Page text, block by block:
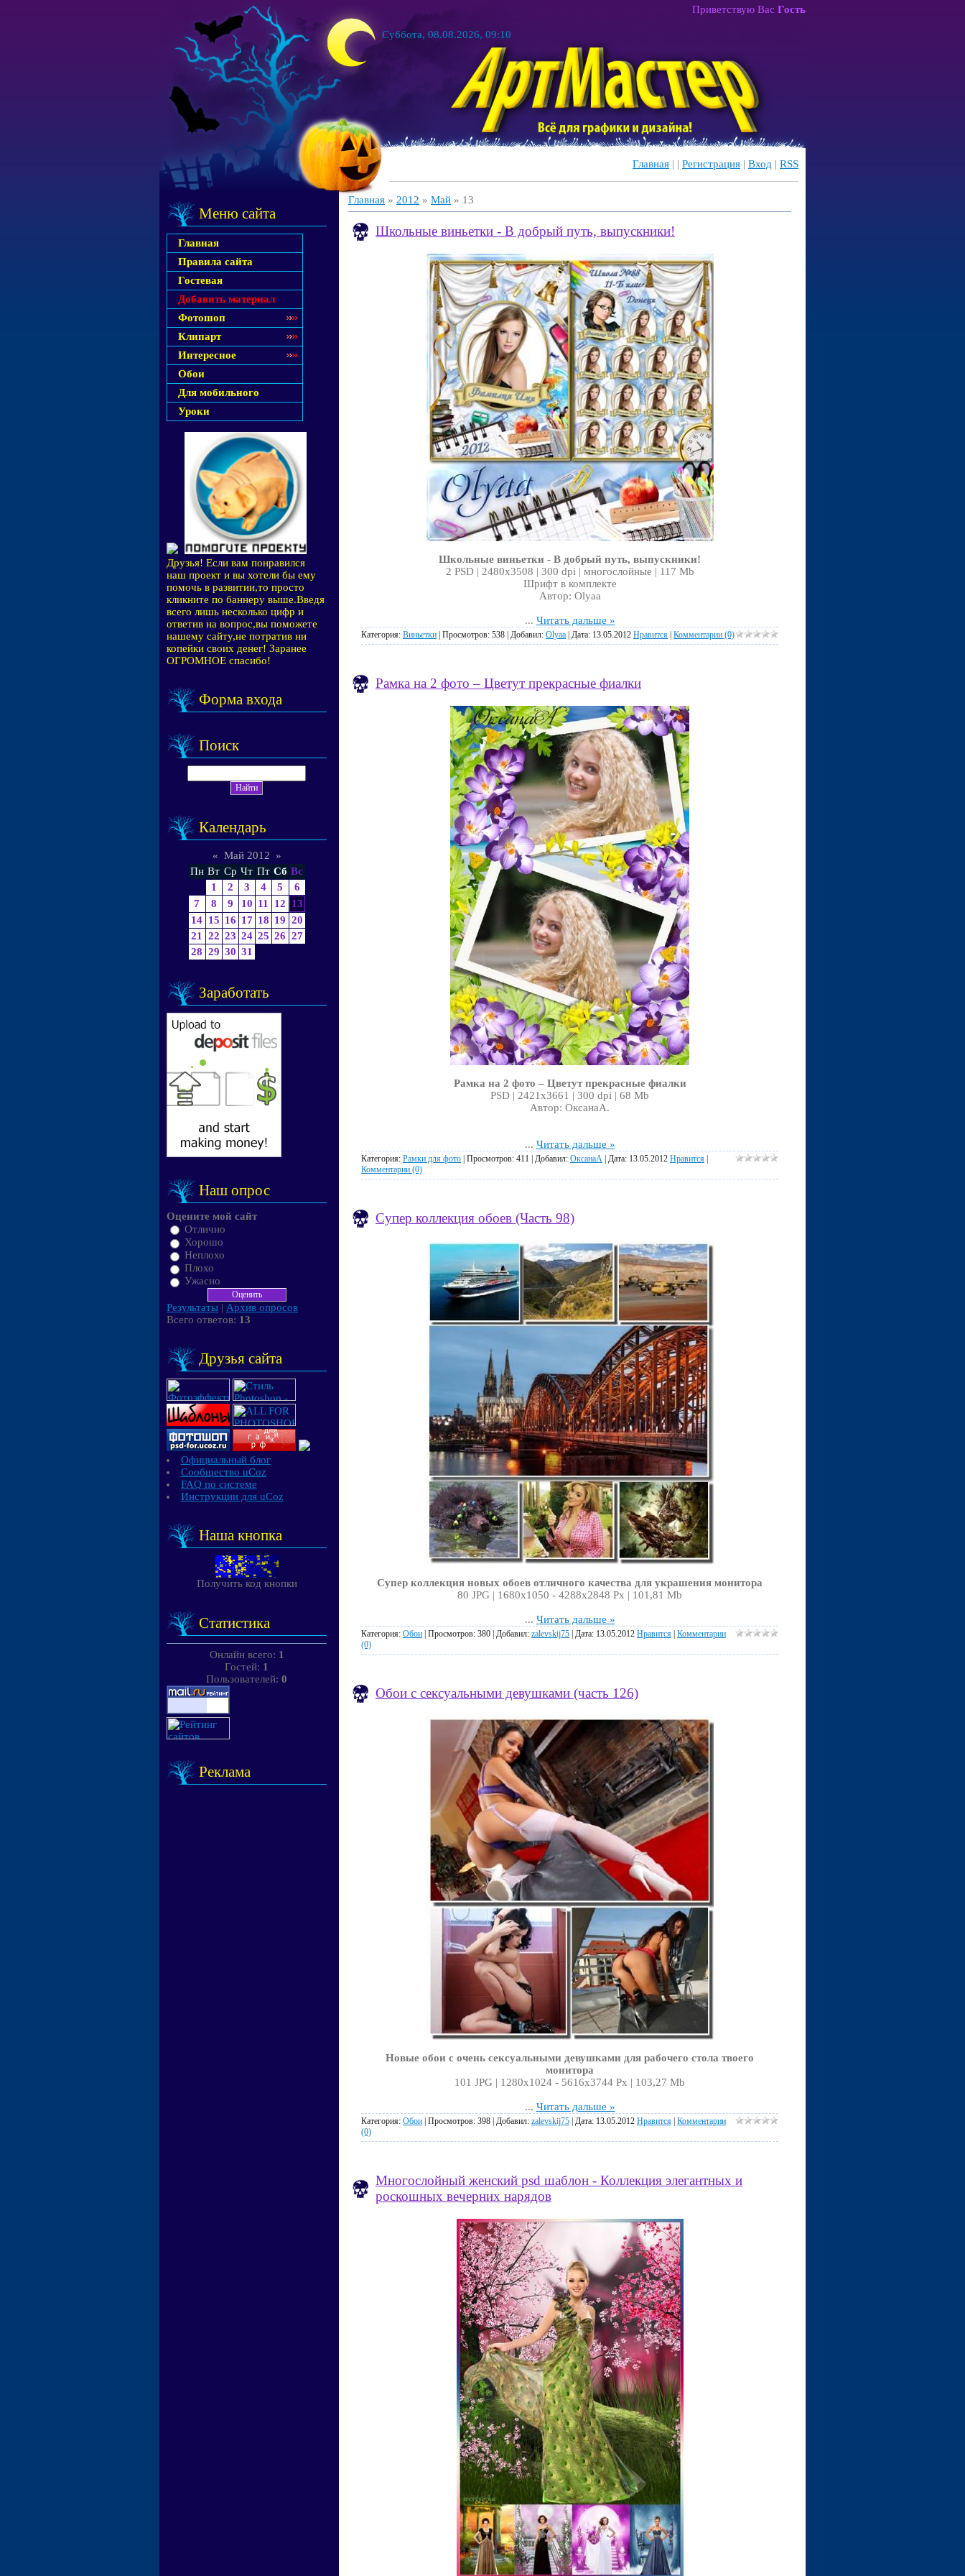
Суббота, 08.08.2026, 09:10
Приветствую Вас Гость
Главная | | Регистрация | Вход | RSS
Меню сайта
Главная
Правила сайта
Гостевая
Добавить материал
Фотошоп
Клипарт
Интересное
Обои
Для мобильного
Уроки
Друзья! Если вам понравился
наш проект и вы хотели бы ему
помочь в развитии,то просто
кликните по баннеру выше.Введя
всего лишь несколько цифр и
ответив на вопрос,вы поможете
нашему сайту,не потратив ни
копейки своих денег! Заранее
ОГРОМНОЕ спасибо!
Форма входа
Поиск
Календарь
« Май 2012
»
Пн Вт Ср Чт Пт Сб Вс
1
2 3 4 5
6
7
8 9 10 11 12
13
14 15 16 17 18 19 20
21
22 23 24 25 26 27
28 29 30 31
Заработать
Наш опрос
Оцените мой сайт
Отлично
Хорошо
Неплохо
Плохо
Ужасно
Результаты | Архив опросов
Всего ответов: 13
Друзья сайта
Официальный блог
Сообщество uCoz
FAQ по системе
Инструкции для uCoz
Наша кнопка
Получить код кнопки
Статистика
Онлайн всего: 1
Гостей: 1
Пользователей: 0
Реклама
Главная » 2012 » Май » 13
Школьные виньетки - В добрый путь, выпускники!
Школьные виньетки - В добрый путь, выпускники!
2 PSD | 2480x3508 | 300 dpi | многослойные | 117 Mb
Шрифт в комплекте
Автор: Olyaa
... Читать дальше »
Категория: Виньетки | Просмотров: 538 | Добавил: Olyaa | Дата: 13.05.2012 Нравится | Комментарии (0)
Рамка на 2 фото – Цветут прекрасные фиалки
Рамка на 2 фото – Цветут прекрасные фиалки
PSD | 2421x3661 | 300 dpi | 68 Mb
Автор: ОксанаА.
... Читать дальше »
Категория: Рамки для фото | Просмотров: 411 | Добавил: ОксанаА | Дата: 13.05.2012 Нравится |
Комментарии (0)
Супер коллекция обоев (Часть 98)
Супер коллекция новых обоев отличного качества для украшения монитора
80 JPG | 1680х1050 - 4288х2848 Px | 101,81 Mb
... Читать дальше »
Категория: Обои | Просмотров: 380 | Добавил: zalevskij75 | Дата: 13.05.2012 Нравится | Комментарии
(0)
Обои с сексуальными девушками (часть 126)
Новые обои с очень сексуальными девушками для рабочего стола твоего
монитора
101 JPG | 1280х1024 - 5616х3744 Px | 103,27 Mb
... Читать дальше »
Категория: Обои | Просмотров: 398 | Добавил: zalevskij75 | Дата: 13.05.2012 Нравится | Комментарии
(0)
Многослойный женский psd шаблон - Коллекция элегантных и
роскошных вечерних нарядов